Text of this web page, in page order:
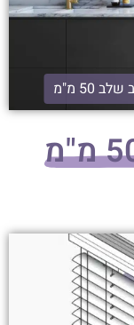
50 מ"מ